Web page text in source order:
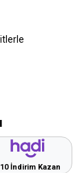
İndirim Kazan